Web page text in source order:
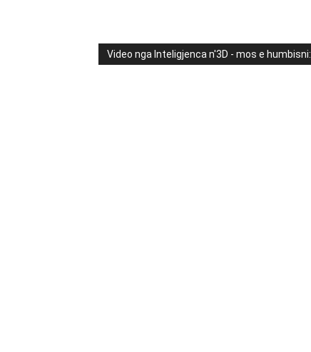
Video nga Inteligjenca n'3D - mos e humbisni: